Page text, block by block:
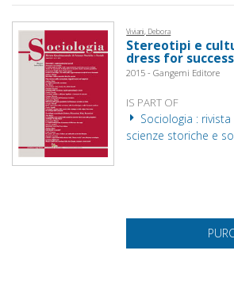
Viviani, Debora
Stereotipi e
dress for success
2015 - Gangemi Editore
IS PART OF
Sociologia :
scienze storiche e